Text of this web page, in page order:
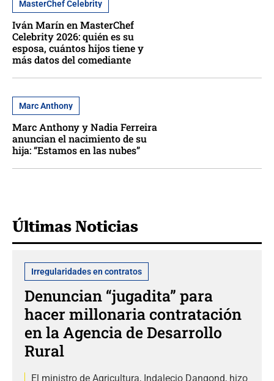
MasterChef Celebrity
Iván Marín en MasterChef
Celebrity 2026: quién es su
esposa, cuántos hijos tiene y
más datos del comediante
Marc Anthony
Marc Anthony y Nadia Ferreira
anuncian el nacimiento de su
hija: “Estamos en las nubes”
Últimas Noticias
Irregularidades en contratos
Denuncian “jugadita” para
hacer millonaria contratación
en la Agencia de Desarrollo
Rural
El ministro de Agricultura, Indalecio Dangond, hizo